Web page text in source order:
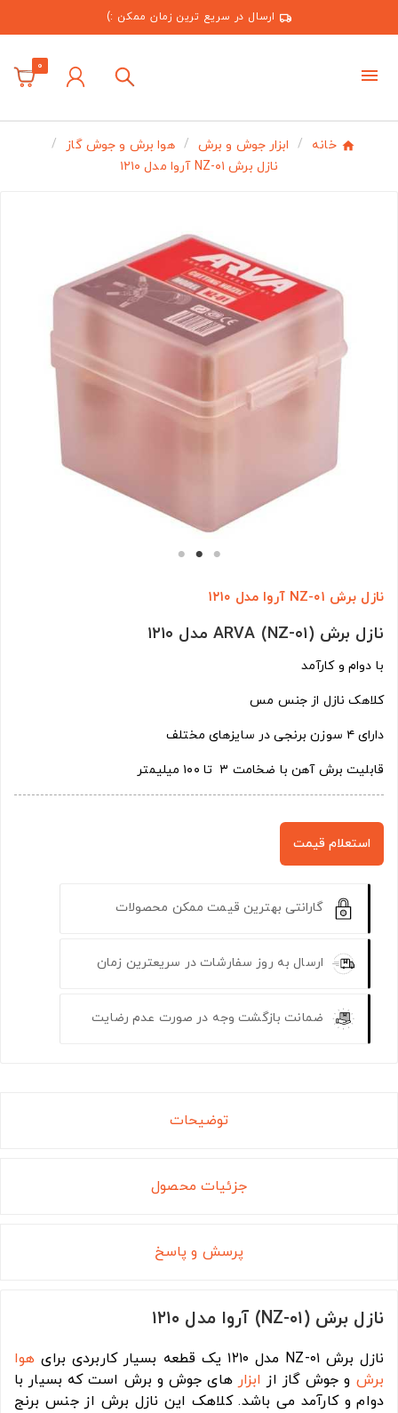
ارسال در سریع ترین زمان ممکن :)
0
خانه ابزار جوش و برش
هوا برش و جوش گاز
نازل برش NZ-۰۱ آروا مدل ۱۲۱۰
نازل برش NZ-۰۱ آروا مدل ۱۲۱۰
نازل برش (NZ-۰۱) ARVA مدل ۱۲۱۰
با دوام و کارآمد
کلاهک نازل از جنس مس
دارای ۴ سوزن برنجی در سایزهای مختلف
قابلیت برش آهن با ضخامت ۳ تا ۱۰۰ میلیمتر
استعلام قیمت
گارانتی بهترین قیمت ممکن محصولات
ارسال به روز سفارشات در سریعترین زمان
ضمانت بازگشت وجه در صورت عدم رضایت
توضیحات
جزئیات محصول
پرسش و پاسخ
نازل برش (NZ-۰۱) آروا مدل ۱۲۱۰
نازل برش NZ-۰۱ مدل ۱۲۱۰ یک قطعه بسیار کاربردی برای
هوا
برش و جوش گاز از ابزار های جوش و برش است که بسیار با
دوام و کارآمد می باشد. کلاهک این نازل برش از جنس برنج